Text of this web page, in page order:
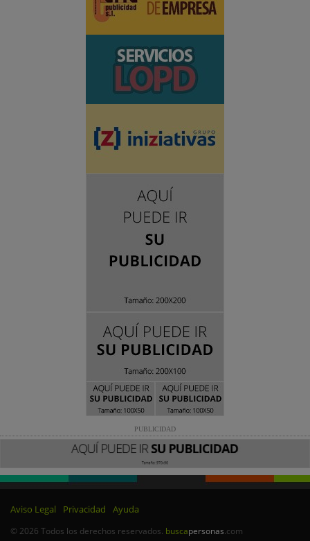
PUBLICIDAD
Aviso Legal Privacidad Ayuda
© 2026 Todos los derechos reservados. buscapersonas.com